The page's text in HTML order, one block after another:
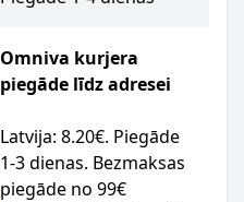
Omniva kurjera
piegāde līdz adresei
Latvija: 8.20€. Piegāde
1-3 dienas. Bezmaksas
piegāde no 99€